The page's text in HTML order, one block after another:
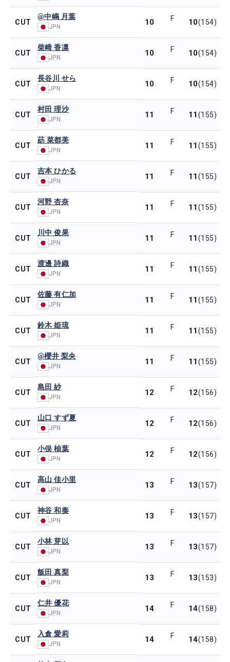
CUT
@中嶋 月葉
JPN 10 F 10(154)
CUT
柴﨑 香凛
JPN 10 F 10(154)
CUT
長谷川 せら
JPN 10 F 10(154)
CUT
村田 理沙
JPN 11 F 11(155)
CUT
莇 菜都美
JPN 11 F 11(155)
CUT
吉本 ひかる
JPN 11 F 11(155)
CUT
河野 杏奈
JPN 11 F 11(155)
CUT
川中 俊果
JPN 11 F 11(155)
CUT
渡邊 詩織
JPN 11 F 11(155)
CUT
佐藤 有仁加
JPN 11 F 11(155)
CUT
鈴木 姫琉
JPN 11 F 11(155)
CUT
@櫻井 梨央
JPN 11 F 11(155)
CUT
島田 紗
JPN 12 F 12(156)
CUT
山口 すず夏
JPN 12 F 12(156)
CUT
小俣 柚葉
JPN 12 F 12(156)
CUT
高山 佳小里
JPN 13 F 13(157)
CUT
神谷 和奏
JPN 13 F 13(157)
CUT
小林 芽以
JPN 13 F 13(157)
CUT
飯田 真梨
JPN 13 F 13(153)
CUT
仁井 優花
JPN 14 F 14(158)
CUT
入倉 愛莉
JPN 14 F 14(158)